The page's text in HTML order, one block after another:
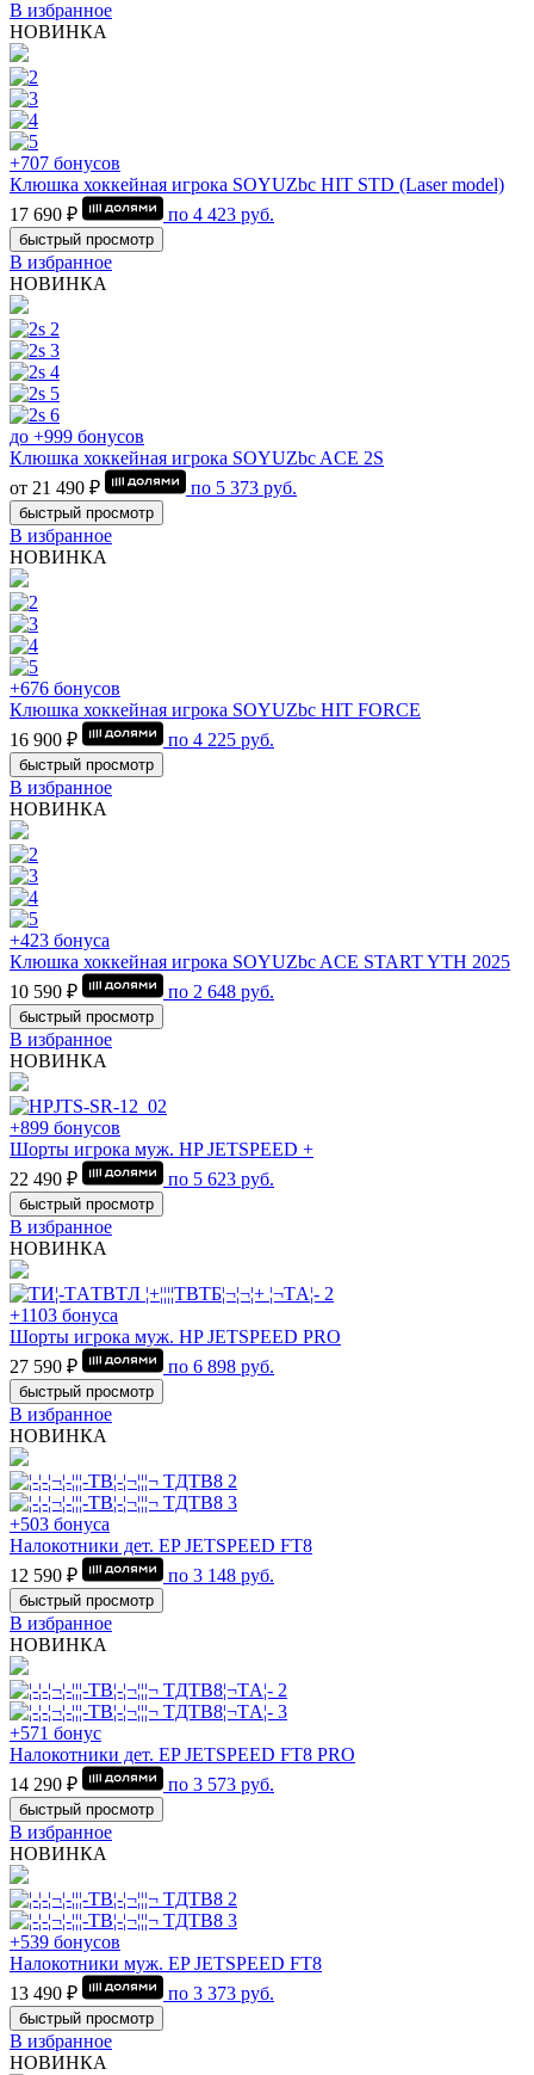
В избранное
НОВИНКА
+707 бонусов
Клюшка хоккейная игрока SOYUZbc HIT STD (Laser model)
17 690 ₽
по 4 423 руб.
быстрый просмотр
В избранное
НОВИНКА
до +999 бонусов
Клюшка хоккейная игрока SOYUZbc ACE 2S
от 21 490 ₽
по 5 373 руб.
быстрый просмотр
В избранное
НОВИНКА
+676 бонусов
Клюшка хоккейная игрока SOYUZbc HIT FORCE
16 900 ₽
по 4 225 руб.
быстрый просмотр
В избранное
НОВИНКА
+423 бонуса
Клюшка хоккейная игрока SOYUZbc ACE START YTH 2025
10 590 ₽
по 2 648 руб.
быстрый просмотр
В избранное
НОВИНКА
+899 бонусов
Шорты игрока муж. HP JETSPEED +
22 490 ₽
по 5 623 руб.
быстрый просмотр
В избранное
НОВИНКА
+1103 бонуса
Шорты игрока муж. HP JETSPEED PRO
27 590 ₽
по 6 898 руб.
быстрый просмотр
В избранное
НОВИНКА
+503 бонуса
Налокотники дет. EP JETSPEED FT8
12 590 ₽
по 3 148 руб.
быстрый просмотр
В избранное
НОВИНКА
+571 бонус
Налокотники дет. EP JETSPEED FT8 PRO
14 290 ₽
по 3 573 руб.
быстрый просмотр
В избранное
НОВИНКА
+539 бонусов
Налокотники муж. EP JETSPEED FT8
13 490 ₽
по 3 373 руб.
быстрый просмотр
В избранное
НОВИНКА